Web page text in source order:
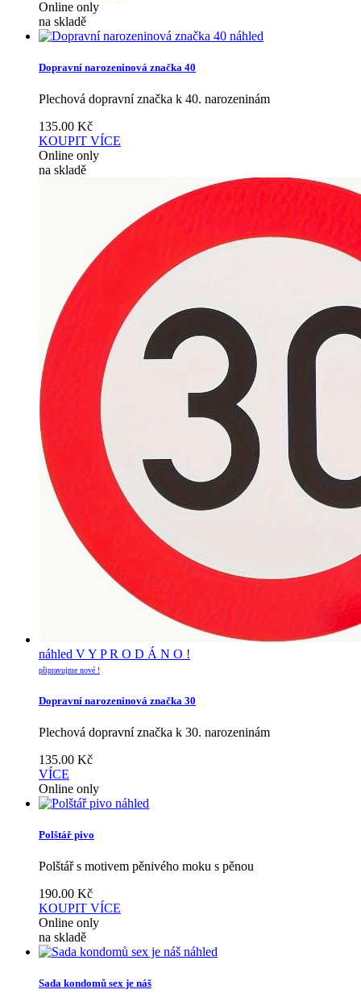
Online only
na skladě
náhled
Dopravní narozeninová značka 40
Plechová dopravní značka k 40. narozeninám
135.00 Kč
KOUPIT VÍCE
Online only
na skladě
náhled V Y P R O D Á N O !
připravujme nové !
Dopravní narozeninová značka 30
Plechová dopravní značka k 30. narozeninám
135.00 Kč
VÍCE
Online only
náhled
Polštář pivo
Polštář s motivem pěnivého moku s pěnou
190.00 Kč
KOUPIT VÍCE
Online only
na skladě
náhled
Sada kondomů sex je náš